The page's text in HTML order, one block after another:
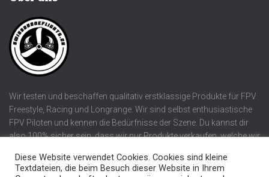
Wir testen und beschaffen qualitativ erstklassige Produkte für FPV
Freestyle, Racing und Longrange. Wir sind selbst enthusiastische
FPV Piloten und kennen die Bedürfnisse der Szene. Du kannst dir
also 100% sicher sein, dass wir nur Produkte verkaufen, welche wir
Diese Website verwendet Cookies. Cookies sind kleine
Textdateien, die beim Besuch dieser Website in Ihrem